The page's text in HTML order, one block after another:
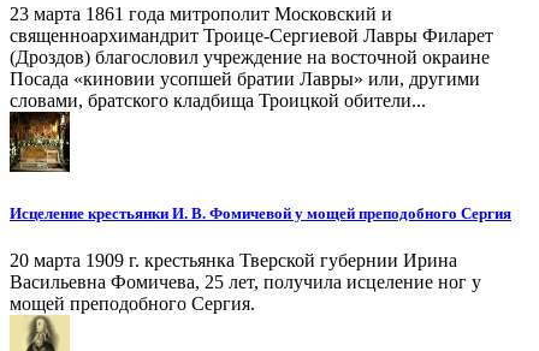
23 марта 1861 года митрополит Московский и
священноархимандрит Троице-Сергиевой Лавры Филарет
(Дроздов) благословил учреждение на восточной окраине
Посада «киновии усопшей братии Лавры» или, другими
словами, братского кладбища Троицкой обители...
Исцеление крестьянки И. В. Фомичевой у мощей преподобного Сергия
20 марта 1909 г. крестьянка Тверской губернии Ирина
Васильевна Фомичева, 25 лет, получила исцеление ног у
мощей преподобного Сергия.